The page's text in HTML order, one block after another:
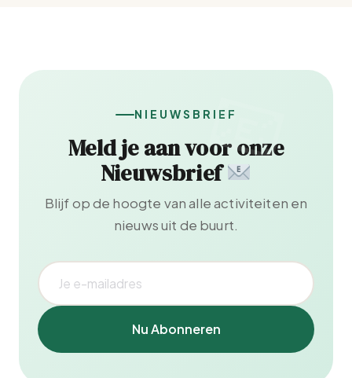
NIEUWSBRIEF
Meld je aan voor onze
Nieuwsbrief
Blijf op de hoogte van alle activiteiten en
nieuws uit de buurt.
Nu Abonneren